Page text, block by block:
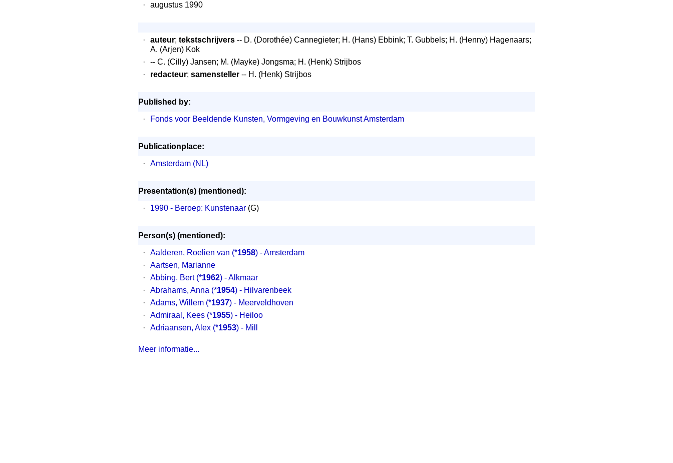
·
augustus 1990
· auteur; tekstschrijvers -- D. (Dorothée) Cannegieter; H. (Hans) Ebbink; T. Gubbels; H. (Henny) Hagenaars;
A. (Arjen) Kok
·
-- C. (Cilly) Jansen; M. (Mayke) Jongsma; H. (Henk) Strijbos
·
redacteur; samensteller -- H. (Henk) Strijbos
Published by:
·
Fonds voor Beeldende Kunsten, Vormgeving en Bouwkunst Amsterdam
Publicationplace:
·
Amsterdam (NL)
Presentation(s) (mentioned):
·
1990 - Beroep: Kunstenaar (G)
Person(s) (mentioned):
·
Aalderen, Roelien van (*1958) - Amsterdam
·
Aartsen, Marianne
·
Abbing, Bert (*1962) - Alkmaar
·
Abrahams, Anna (*1954) - Hilvarenbeek
·
Adams, Willem (*1937) - Meerveldhoven
·
Admiraal, Kees (*1955) - Heiloo
·
Adriaansen, Alex (*1953) - Mill
Meer informatie...